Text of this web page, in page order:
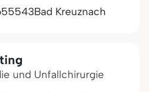
55543Bad Kreuznach
und Unfallchirurgie